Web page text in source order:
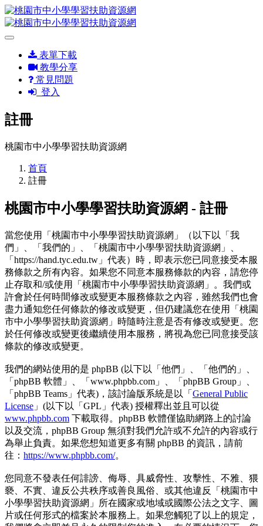
表單下載
教學分享
常見問題
登入
註冊
桃園市中小學學習扶助資源網
首頁
註冊
桃園市中小學學習扶助資源網 - 註冊
當您使用「桃園市中小學學習扶助資源網」（以下以「我
們」、「我們的」、「桃園市中小學學習扶助資源網」、
「https://hand.tyc.edu.tw」代表）時，即表示您已同意接受本服
務條款之所有內容。如果您不同意本服務條款的內容，請您停
止存取和/或使用「桃園市中小學學習扶助資源網」。我們或
許會於任何時間修改或變更本服務條款之內容，雖然我們也會
盡力通知您任何條款的修改或變更，但仍建議您在使用「桃園
市中小學學習扶助資源網」時隨時注意是否有修改或變更。您
於任何修改或變更後繼續使用本服務，將視為您已同意接受該
條款的修改或變更。
我們的網站使用的是 phpBB (以下以「他們」、「他們的」、
「phpBB 軟體」、「www.phpbb.com」、「phpBB Group」、
「phpBB Teams」代表)，該討論版系統是以「 General Public
License 」(以下以「GPL」代表) 授權釋出並且可以從
www.phpbb.com 下載取得。phpBB 軟體僅協助網路上的討論
以及交流，phpBB Group 無須對我們允許或不允許的內容或行
為舉止負責。如果您想知道更多有關 phpBB 的資訊，請前
往： https://www.phpbb.com/。
您同意不發表任何誹謗、侮辱、具威脅性、攻擊性、不雅、猥
褻、不實、違反公共秩序或善良風俗、或其他違反「桃園市中
小學學習扶助資源網」所在國家或地域或國際公法之文字、圖
片或任何形式的檔案於本服務上。如果您觸犯了以上的規定，